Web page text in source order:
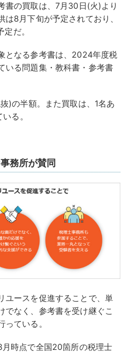
書の買取は、7月30日(火)より
8月下旬が予定されており、
だ。
となる参考書は、2024年度税
いる問題集・教科書・参考書
)の半額。また買取は、1名あ
る。
務所が賛同
ユースを促進することで、単
でなく、参考書を受け継ぐこ
ている。
時点で全国20箇所の税理士